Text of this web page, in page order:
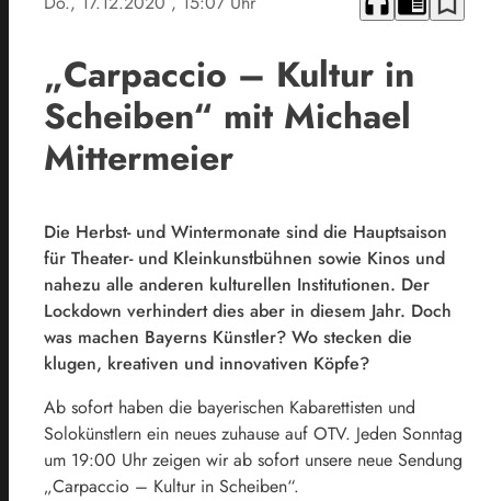
„Carpaccio – Kultur in
Scheiben“ mit Michael
Mittermeier
Die Herbst- und Wintermonate sind die Hauptsaison
für Theater- und Kleinkunstbühnen sowie Kinos und
nahezu alle anderen kulturellen Institutionen. Der
Lockdown verhindert dies aber in diesem Jahr. Doch
was machen Bayerns Künstler? Wo stecken die
klugen, kreativen und innovativen Köpfe?
Ab sofort haben die bayerischen Kabarettisten und
Solokünstlern ein neues zuhause auf OTV. Jeden Sonntag
um 19:00 Uhr zeigen wir ab sofort unsere neue Sendung
„Carpaccio – Kultur in Scheiben“.